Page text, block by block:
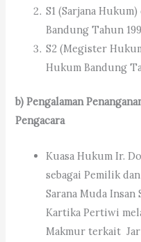
S1 (Sarjana
Bandung Tahun
S2 (Megister
Hukum Bandung
b) Pengalaman
Pengacara
Kuasa Hukum Ir.
sebagai Pemilik
Sarana Muda Insan
Kartika Pertiwi
Makmur terkait